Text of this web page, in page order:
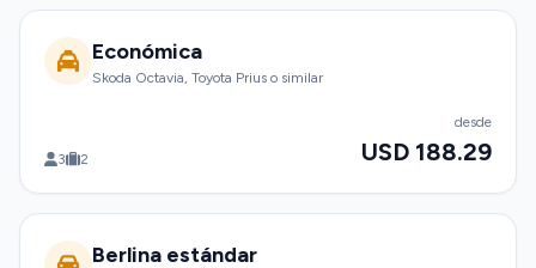
Económica
Skoda Octavia, Toyota Prius o similar
3 2
desde
USD 188.29
Berlina estándar